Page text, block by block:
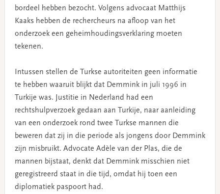
bordeel hebben bezocht. Volgens advocaat Matthijs
Kaaks hebben de rechercheurs na afloop van het
onderzoek een geheimhoudingsverklaring moeten
tekenen.
Intussen stellen de Turkse autoriteiten geen informatie
te hebben waaruit blijkt dat Demmink in juli 1996 in
Turkije was. Justitie in Nederland had een
rechtshulpverzoek gedaan aan Turkije, naar aanleiding
van een onderzoek rond twee Turkse mannen die
beweren dat zij in die periode als jongens door Demmink
zijn misbruikt. Advocate Adèle van der Plas, die de
mannen bijstaat, denkt dat Demmink misschien niet
geregistreerd staat in die tijd, omdat hij toen een
diplomatiek paspoort had.